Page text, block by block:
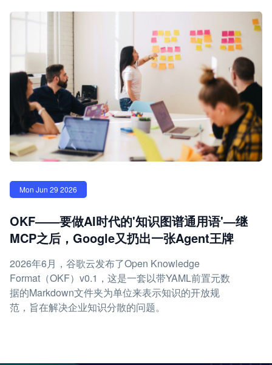
Mon Jun 29 2026
OKF——要做AI时代的'知识图谱通用语'—继
MCP之后，Google又扔出一张Agent王牌
2026年6月，谷歌云发布了Open Knowledge
Format（OKF）v0.1，这是一套以带YAML前置元数
据的Markdown文件夹为单位来表示知识的开放规
范，旨在解决企业知识分散的问题。